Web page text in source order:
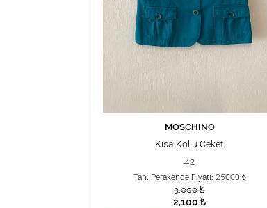
SEPETE EKLE
MOSCHINO
Kısa Kollu Ceket
42
Tah. Perakende Fiyatı: 25000 ₺
3,000₺
2,100₺